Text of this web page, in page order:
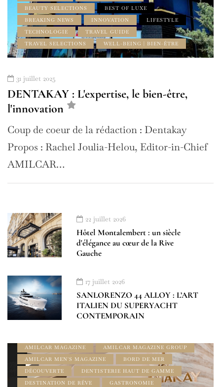
BEAUTY SELECTIONS
BEST OF LUXE
BREAKING NEWS
INNOVATION
LIFESTYLE
TECHNOLOGIE
TRAVEL GUIDE
TRAVEL SELECTIONS
WELL-BEING | BIEN-ÊTRE
31 juillet 2025
DENTAKAY : L'expertise, le bien-être,
l'innovation
Coup de coeur de la rédaction : Dentakay
Propos : Rachel Joulia-Helou, Editor-in-Chief
AMILCAR…
22 juillet 2026
Hôtel Montalembert : un siècle
d'élégance au cœur de la Rive
Gauche
17 juillet 2026
SANLORENZO 44 ALLOY : L’ART
ITALIEN DU SUPERYACHT
CONTEMPORAIN
AMILCAR MAGAZINE
AMILCAR MAGAZINE GROUP
AMILCAR MEN'S MAGAZINE
BORD DE MER
DÉCOUVERTE
DENTISTERIE HAUT DE GAMME
DESTINATION DE RÊVE
GASTRONOMIE